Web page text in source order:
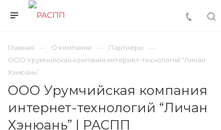
Главная О компании
Партнеры
ООО Урумчийская компания интернет-технологий “Личан
Хэнюань”
ООО Урумчийская компания
интернет-технологий “Личан
Хэнюань” | РАСПП